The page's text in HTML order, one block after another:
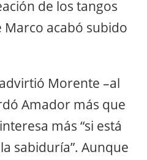
de los tangos
acabó subido
Morente –al
Amador más que
más “si está
sabiduría”. Aunque